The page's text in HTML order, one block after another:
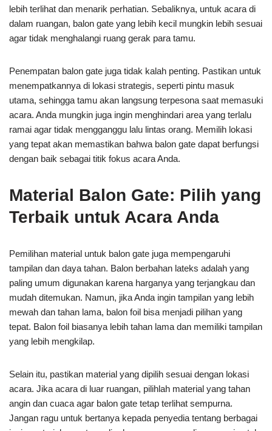
lebih terlihat dan menarik perhatian. Sebaliknya, untuk acara di
dalam ruangan, balon gate yang lebih kecil mungkin lebih sesuai
agar tidak menghalangi ruang gerak para tamu.
Penempatan balon gate juga tidak kalah penting. Pastikan untuk
menempatkannya di lokasi strategis, seperti pintu masuk
utama, sehingga tamu akan langsung terpesona saat memasuki
acara. Anda mungkin juga ingin menghindari area yang terlalu
ramai agar tidak mengganggu lalu lintas orang. Memilih lokasi
yang tepat akan memastikan bahwa balon gate dapat berfungsi
dengan baik sebagai titik fokus acara Anda.
Material Balon Gate: Pilih yang
Terbaik untuk Acara Anda
Pemilihan material untuk balon gate juga mempengaruhi
tampilan dan daya tahan. Balon berbahan lateks adalah yang
paling umum digunakan karena harganya yang terjangkau dan
mudah ditemukan. Namun, jika Anda ingin tampilan yang lebih
mewah dan tahan lama, balon foil bisa menjadi pilihan yang
tepat. Balon foil biasanya lebih tahan lama dan memiliki tampilan
yang lebih mengkilap.
Selain itu, pastikan material yang dipilih sesuai dengan lokasi
acara. Jika acara di luar ruangan, pilihlah material yang tahan
angin dan cuaca agar balon gate tetap terlihat sempurna.
Jangan ragu untuk bertanya kepada penyedia tentang berbagai